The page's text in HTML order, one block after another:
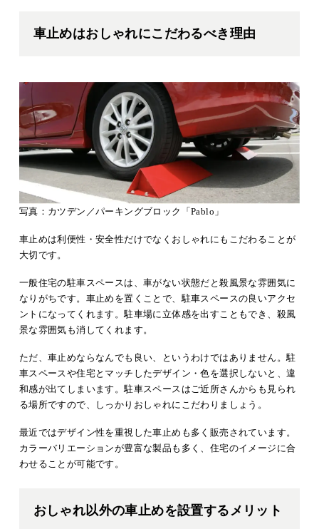
車止めはおしゃれにこだわるべき理由
写真：カツデン／パーキングブロック「Pablo」
車止めは利便性・安全性だけでなくおしゃれにもこだわることが
大切です。
一般住宅の駐車スペースは、車がない状態だと殺風景な雰囲気に
なりがちです。車止めを置くことで、駐車スペースの良いアクセ
ントになってくれます。駐車場に立体感を出すこともでき、殺風
景な雰囲気も消してくれます。
ただ、車止めならなんでも良い、というわけではありません。駐
車スペースや住宅とマッチしたデザイン・色を選択しないと、違
和感が出てしまいます。駐車スペースはご近所さんからも見られ
る場所ですので、しっかりおしゃれにこだわりましょう。
最近ではデザイン性を重視した車止めも多く販売されています。
カラーバリエーションが豊富な製品も多く、住宅のイメージに合
わせることが可能です。
おしゃれ以外の車止めを設置するメリット